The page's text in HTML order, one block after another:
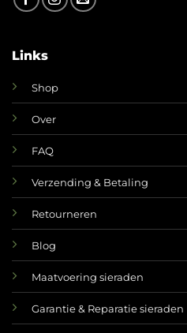
Links
Shop
Over
FAQ
Verzending & Betaling
Retourneren
Blog
Maatvoering sieraden
Garantie & Reparatie sieraden